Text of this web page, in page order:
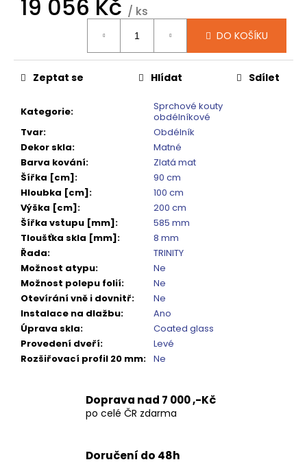
19 056 Kč / ks
DO KOŠÍKU
Kategorie:
Sprchové kouty
obdélníkové
Tvar:
Obdélník
Dekor skla:
Matné
Barva kování:
Zlatá mat
Šířka [cm]:
90 cm
Hloubka [cm]:
100 cm
Výška [cm]:
200 cm
Šířka vstupu [mm]:
585 mm
Tloušťka skla [mm]:
8 mm
Řada:
TRINITY
Možnost atypu:
Ne
Možnost polepu folií:
Ne
Otevírání vně i dovnitř:
Ne
Instalace na dlažbu:
Ano
Úprava skla:
Coated glass
Provedení dveří:
Levé
Rozšiřovací profil 20 mm: Ne
Zeptat se Hlídat Sdílet
Doprava nad 7 000 ,-Kč
po celé ČR zdarma
Doručení do 48h
MM
5
240
Kč